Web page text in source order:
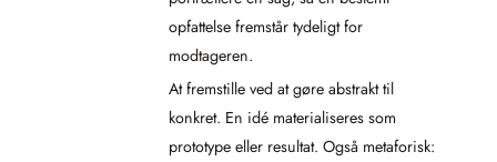
opfattelse fremstår tydeligt for
modtageren.
At fremstille ved at gøre abstrakt til
konkret. En idé materialiseres som
prototype eller resultat. Også metaforisk: